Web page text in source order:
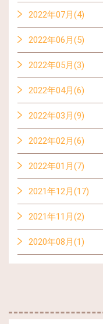
2022年07月(4)
2022年06月(5)
2022年05月(3)
2022年04月(6)
2022年03月(9)
2022年02月(6)
2022年01月(7)
2021年12月(17)
2021年11月(2)
2020年08月(1)